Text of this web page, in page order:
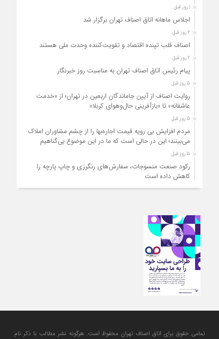
1 روز قبل
اجلاس ماهانه اتاق اصناف تهران برگزار شد
2 روز قبل
اصناف قلب تپنده اقتصاد و تقویت‌کننده وحدت ملی هستند
2 روز قبل
پیام رئیس اتاق اصناف تهران به مناسبت روز خبرنگار
5 روز قبل
روایت اصناف از آیین جاماندگان اربعین در تهران؛ از «خدمت
عاشقانه» تا «بازآفرینی حال‌وهوای کربلا»
5 روز قبل
مردم افزایش بی رویه قیمت اجاره‌بها را از چشم مشاوران املاک
می‌بینند؛ این در حالی است که ما در این موضوع بی‌گناهیم
5 روز قبل
رکود صنعت منسوجات، سفارش‌های رنگرزی و چاپ پارچه را
کاهش داده است
1 هفته قبل
تمامی حقوق برای اتاق اصناف تهران محفوظ است. هرگونه نشر مطالب با ذكر نام